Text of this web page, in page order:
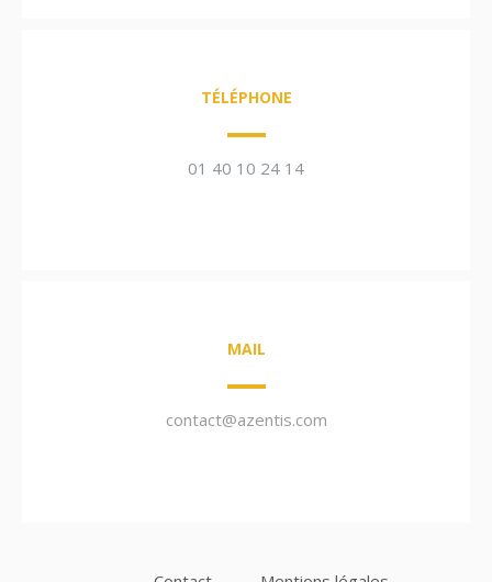
TÉLÉPHONE
01 40 10 24 14
MAIL
contact@azentis.com